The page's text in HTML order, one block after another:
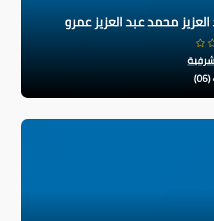
العزيز محمد عبد العزيز عمرو